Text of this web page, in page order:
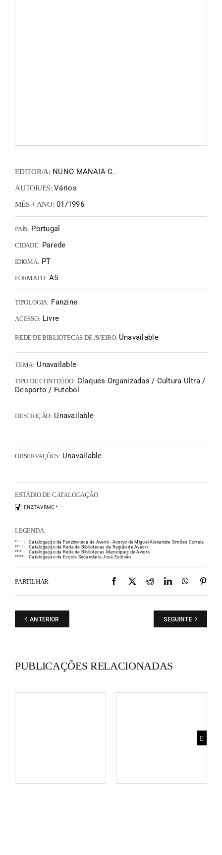
EDITOR/A: NUNO MANAIA C.
AUTOR/ES: Vários
MÊS + ANO: 01/1996
PAÍS: Portugal
CIDADE: Parede
IDIOMA: PT
FORMATO: A5
TIPOLOGIA: Fanzine
ACESSO: Livre
REDE DE BIBLIOTECAS DE AVEIRO: Unavailable
TEMA: Unavailable
TIPO DE CONTEÚDO: Claques Organizadas / Cultura Ultra /
Desporto / Futebol
DESCRIÇÃO: Unavailable
OBSERVAÇÕES: Unavailable
ESTÁDIO DE CATALOGAÇÃO
FNZTAVRMC ****
LEGENDA:
** * * :
Catalogação da Fanzineteca de Aveiro - Acervo de Miguel Alexandre Simões Correia
** * * :
Catalogação da Rede de Bibliotecas da Região de Aveiro
**** :
Catalogação da Rede de Bibliotecas Municipais de Aveiro
**** : Catalogação da Escola Secundária José Estêvão
PARTILHAR Facebook
X RedditLinkedIn
ANTERIOR SEGUINTE
PUBLICAÇÕES RELACIONADAS